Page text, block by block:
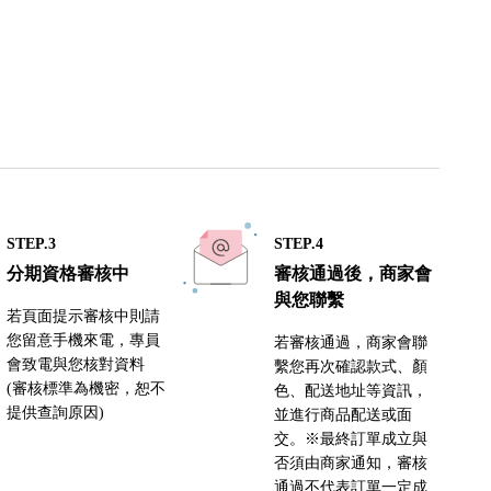
STEP.3
分期資格審核中
若頁面提示審核中則請
您留意手機來電，專員
會致電與您核對資料
(審核標準為機密，恕不
提供查詢原因)
STEP.4
審核通過後，商家會
與您聯繫
若審核通過，商家會聯
繫您再次確認款式、顏
色、配送地址等資訊，
並進行商品配送或面
交。※最終訂單成立與
否須由商家通知，審核
通過不代表訂單一定成